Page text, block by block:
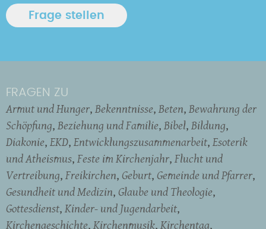
FRAGEN ZU
Armut und Hunger Bekenntnisse Beten Bewahrung der
Schöpfung Beziehung und Familie Bibel Bildung
Diakonie EKD Entwicklungszusammenarbeit Esoterik
und Atheismus Feste im Kirchenjahr Flucht und
Vertreibung Freikirchen Geburt Gemeinde und Pfarrer
Gesundheit und Medizin Glaube und Theologie
Gottesdienst Kinder- und Jugendarbeit
Kirchengeschichte Kirchenmusik Kirchentag